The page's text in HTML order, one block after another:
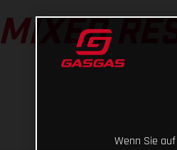
MIXED
Wenn Sie